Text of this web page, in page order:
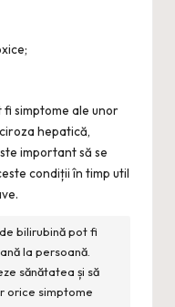
simptome ale unor
hepatică,
important să se
condiții în timp util
bilirubină pot fi
la persoană.
sănătatea și să
orice simptome